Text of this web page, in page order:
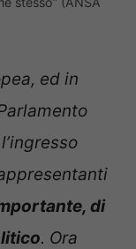
ed in
di
. Ora